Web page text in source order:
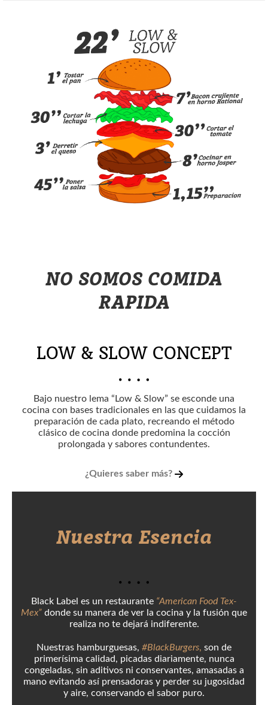
NO SOMOS COMIDA
RAPIDA
LOW & SLOW CONCEPT
Bajo nuestro lema “Low & Slow” se esconde una
cocina con bases tradicionales en las que cuidamos la
preparación de cada plato, recreando el método
clásico de cocina donde predomina la cocción
prolongada y sabores contundentes.
¿Quieres saber más?
Nuestra Esencia
Black Label es un restaurante “American Food Tex-
Mex” donde su manera de ver la cocina y la fusión que
realiza no te dejará indiferente.
Nuestras hamburguesas, #BlackBurgers, son de
primerísima calidad, picadas diariamente, nunca
congeladas, sin aditivos ni conservantes, amasadas a
mano evitando así prensadoras y perder su jugosidad
y aire, conservando el sabor puro.